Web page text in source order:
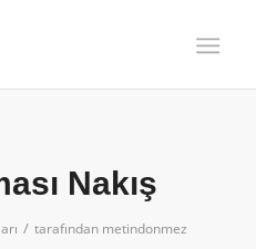
Nakış
/ tarafından metindonmez